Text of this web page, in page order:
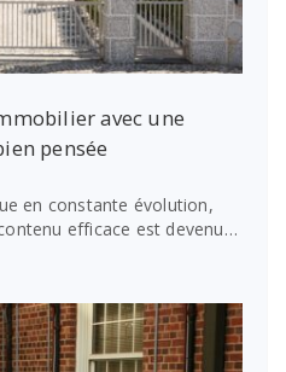
avec une
pensée
en constante évolution,
efficace est devenu…